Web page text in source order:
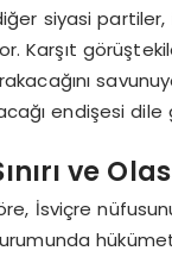
siyasi
Karşıt
endişesi dile
ve
İsviçre